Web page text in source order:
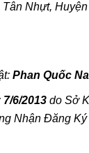
Nhựt,
Phan Quốc
7/6/2013 do Sở
Nhận Đăng